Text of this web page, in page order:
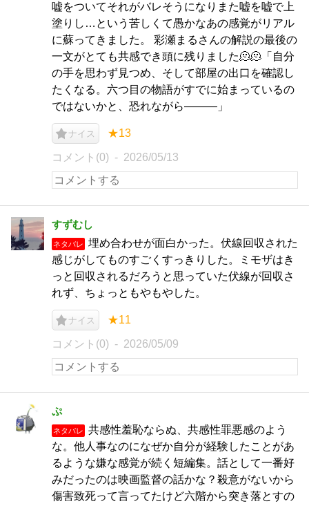
嘘をついてそれがバレそうになりまた嘘を嘘で上
塗りし…という苦しくて愚かなあの感覚がリアル
に蘇ってきました。 彩瀬まるさんの解説の最後の
一文がとても共感でき頭に残りました🫠🫠「自分
の手を思わず見つめ、そして部屋の出口を確認し
たくなる。六つ目の物語がすでに始まっているの
ではないかと、恐れながら———」
ナイス ★13
コメント(0) 2026/05/13
すずむし
ネタバレ
埋め合わせが面白かった。伏線回収された
感じがしてものすごくすっきりした。ミモザはき
っと回収されるだろうと思っていた伏線が回収さ
れず、ちょっともやもやした。
ナイス ★11
コメント(0) 2026/05/09
ぷ
ネタバレ
共感性羞恥ならぬ、共感性罪悪感のよう
な。他人事なのになぜか自分が経験したことがあ
るような嫌な感覚が続く短編集。話として一番好
みだったのは映画監督の話かな？殺意がないから
傷害致死って言ってたけど六階から突き落とすの